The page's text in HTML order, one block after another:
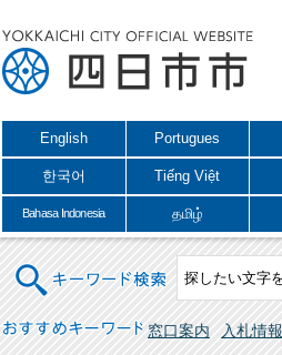
English Portugues
한국어 Tiếng Việt
Bahasa Indonesia தமிழ்
キーワード検索
おすすめキーワード 窓口案内 入札情報